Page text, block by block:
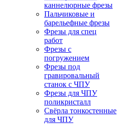
каннелюрные фрезы
Пальчиковые и
барельефные фрезы
Фрезы для спец
работ
Фрезы с
погружением
Фрезы под
гравировальный
станок с ЧПУ
Фрезы для ЧПУ
поликристалл
Свёрла тонкостенные
для ЧПУ